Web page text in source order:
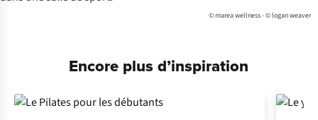
© marea wellness - © logan weaver
Encore plus d’inspiration